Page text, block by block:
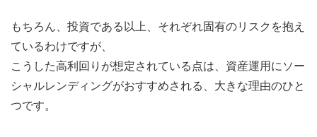
もちろん、投資である以上、それぞれ固有のリスクを抱え
ているわけですが、
こうした高利回りが想定されている点は、資産運用にソー
シャルレンディングがおすすめされる、大きな理由のひと
つです。